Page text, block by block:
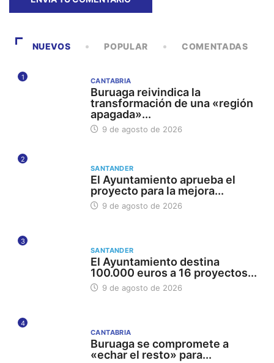
NUEVOS POPULAR COMENTADAS
1 CANTABRIA
Buruaga reivindica la
transformación de una «región
apagada»...
9 de agosto de 2026
2
SANTANDER
El Ayuntamiento aprueba el
proyecto para la mejora...
9 de agosto de 2026
3
SANTANDER
El Ayuntamiento destina
100.000 euros a 16 proyectos...
9 de agosto de 2026
4
CANTABRIA
Buruaga se compromete a
«echar el resto» para...